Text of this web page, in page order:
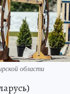
области